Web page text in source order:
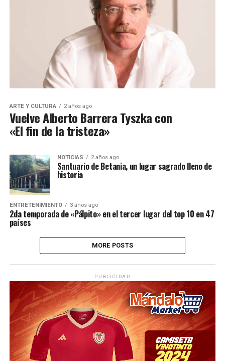
ARTE Y CULTURA 2 años ago
Vuelve Alberto Barrera Tyszka con
«El fin de la tristeza»
NOTICIAS 2 años ago
Santuario de Betania, un lugar sagrado lleno de
historia
ENTRETENIMIENTO 3 años ago
2da temporada de «Pálpito» en el tercer lugar del top 10 en 47
países
MORE POSTS
PUBLICIDAD